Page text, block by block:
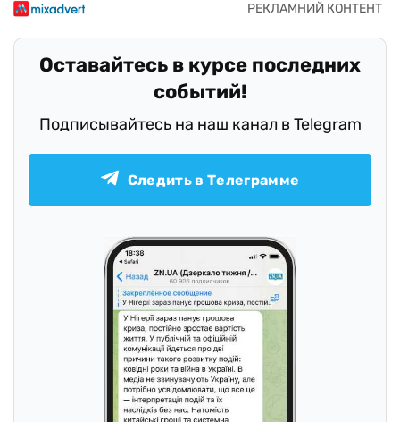
Оставайтесь в курсе последних
событий!
Подписывайтесь на наш канал в Telegram
Следить в Телеграмме